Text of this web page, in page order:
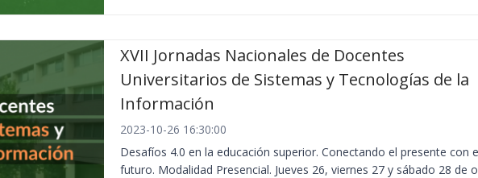
XVII Jornadas Nacionales de Docentes
Universitarios de Sistemas y Tecnologías de la
Información
2023-10-26 16:30:00
Desafíos 4.0 en la educación superior. Conectando el presente con
futuro. Modalidad Presencial. Jueves 26, viernes 27 y sábado 28 de